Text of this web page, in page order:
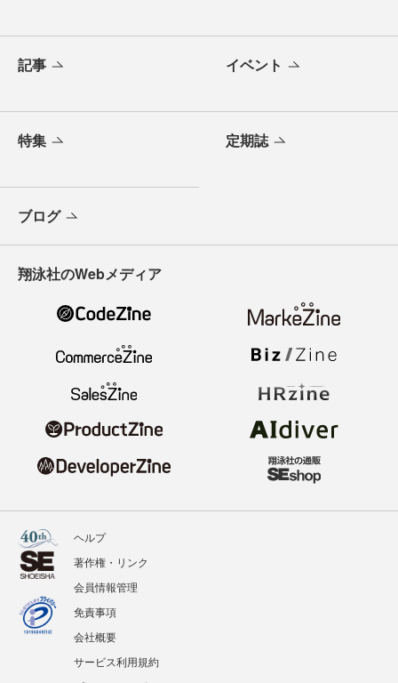
記事 イベント
特集 定期誌
ブログ
翔泳社のWebメディア
ヘルプ
著作権・リンク
会員情報管理
免責事項
会社概要
サービス利用規約